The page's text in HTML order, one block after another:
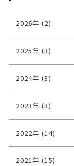
2026年 (2)
2025年 (3)
2024年 (3)
2023年 (3)
2022年 (14)
2021年 (15)